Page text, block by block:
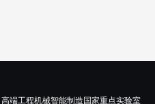
高端工程机械智能制造国家重点实验室